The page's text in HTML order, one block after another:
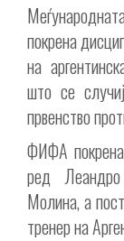
покрена
на
што се
првенство
ФИФА покрена
ред
Молина, а
тренер на